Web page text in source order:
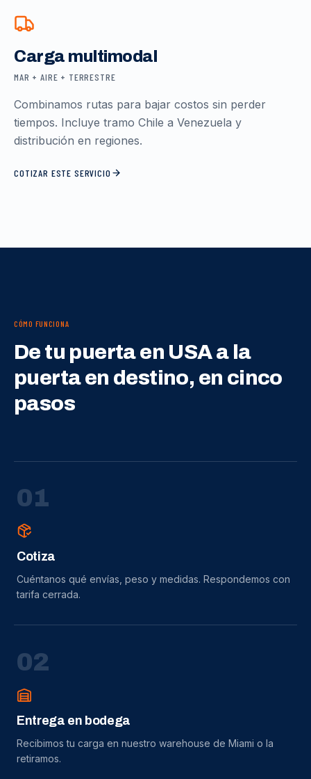
Carga multimodal
MAR + AIRE + TERRESTRE
Combinamos rutas para bajar costos sin perder
tiempos. Incluye tramo Chile a Venezuela y
distribución en regiones.
COTIZAR ESTE SERVICIO
CÓMO FUNCIONA
De tu puerta en USA a la
puerta en destino, en cinco
pasos
01
Cotiza
Cuéntanos qué envías, peso y medidas. Respondemos con
tarifa cerrada.
02
Entrega en bodega
Recibimos tu carga en nuestro warehouse de Miami o la
retiramos.